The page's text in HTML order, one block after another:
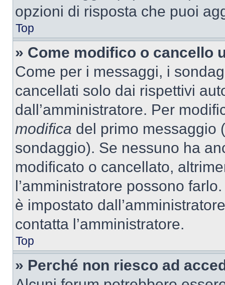
opzioni di risposta che puoi
Top
» Come modifico o cancello
Come per i messaggi, i
cancellati solo dai rispettivi
dall’amministratore. Per
modifica del primo messaggio
sondaggio). Se nessuno ha
modificato o cancellato,
l’amministratore possono
è impostato
contatta l’amministratore.
Top
» Perché non riesco ad